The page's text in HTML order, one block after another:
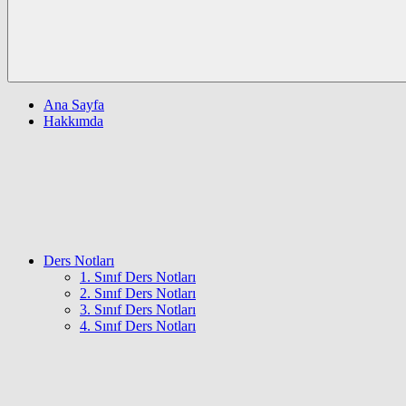
Ana Sayfa
Hakkımda
Ders Notları
1. Sınıf Ders Notları
2. Sınıf Ders Notları
3. Sınıf Ders Notları
4. Sınıf Ders Notları